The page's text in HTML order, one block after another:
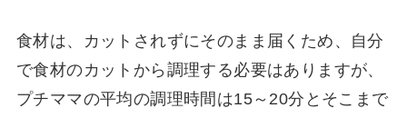
食材は、カットされずにそのまま届くため、自分
で食材のカットから調理する必要はありますが、
プチママの平均の調理時間は15～20分とそこまで